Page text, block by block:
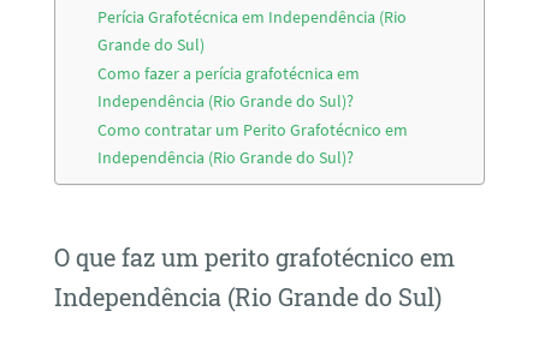
Perícia Grafotécnica em Independência (Rio
Grande do Sul)
Como fazer a perícia grafotécnica em
Independência (Rio Grande do Sul)?
Como contratar um Perito Grafotécnico em
Independência (Rio Grande do Sul)?
O que faz um perito grafotécnico em
Independência (Rio Grande do Sul)